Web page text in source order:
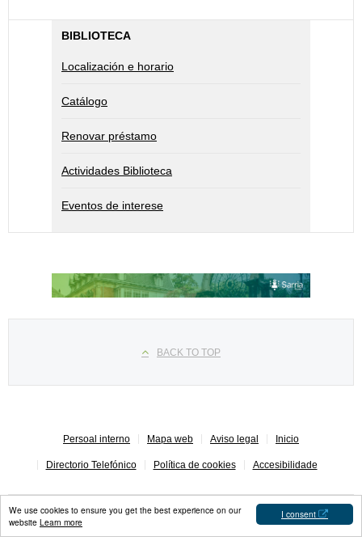
I consent
We use cookies to ensure you get the best experience on our
website Learn more
BIBLIOTECA
Localización e horario
Catálogo
Renovar préstamo
Actividades Biblioteca
Eventos de interese
BACK TO TOP
Persoal interno Mapa web Aviso legal Inicio
Directorio Telefónico Política de cookies Accesibilidade